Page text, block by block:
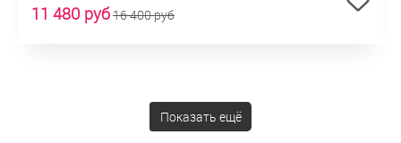
11 480 руб16 400 руб
Показать ещё